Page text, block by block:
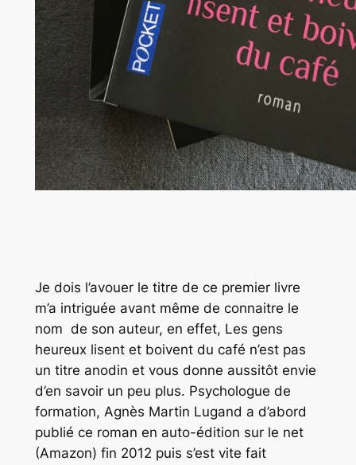
Je dois l’avouer le titre de ce premier livre
m’a intriguée avant même de connaitre le
nom de son auteur, en effet, Les gens
heureux lisent et boivent du café n’est pas
un titre anodin et vous donne aussitôt envie
d’en savoir un peu plus. Psychologue de
formation, Agnès Martin Lugand a d’abord
publié ce roman en auto-édition sur le net
(Amazon) fin 2012 puis s’est vite fait